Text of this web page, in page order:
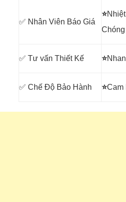
✅ Nhân Viên Báo Giá
⭐
Chóng
✅ Tư vấn Thiết Kế ⭐
✅ Chế Độ Bảo Hành ⭐Cam